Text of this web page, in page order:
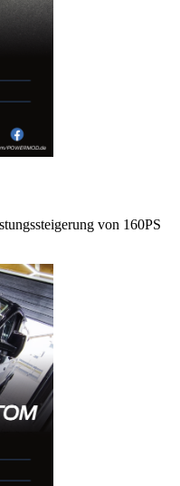
von 160PS